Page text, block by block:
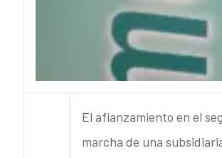
El afianzamiento en el
marcha de una